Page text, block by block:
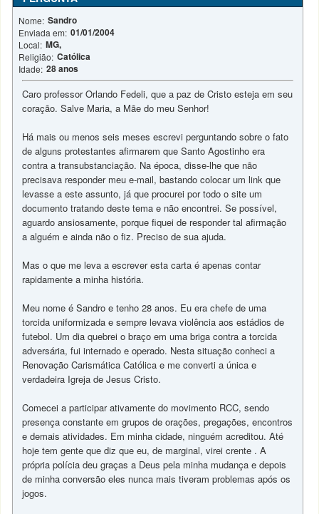
Nome: Sandro
Enviada em: 01/01/2004
Local: MG,
Religião: Católica
Idade: 28 anos
Caro professor Orlando Fedeli, que a paz de Cristo esteja em seu
coração. Salve Maria, a Mãe do meu Senhor!
Há mais ou menos seis meses escrevi perguntando sobre o fato
de alguns protestantes afirmarem que Santo Agostinho era
contra a transubstanciação. Na época, disse-lhe que não
precisava responder meu e-mail, bastando colocar um link que
levasse a este assunto, já que procurei por todo o site um
documento tratando deste tema e não encontrei. Se possível,
aguardo ansiosamente, porque fiquei de responder tal afirmação
a alguém e ainda não o fiz. Preciso de sua ajuda.
Mas o que me leva a escrever esta carta é apenas contar
rapidamente a minha história.
Meu nome é Sandro e tenho 28 anos. Eu era chefe de uma
torcida uniformizada e sempre levava violência aos estádios de
futebol. Um dia quebrei o braço em uma briga contra a torcida
adversária, fui internado e operado. Nesta situação conheci a
Renovação Carismática Católica e me converti a única e
verdadeira Igreja de Jesus Cristo.
Comecei a participar ativamente do movimento RCC, sendo
presença constante em grupos de orações, pregações, encontros
e demais atividades. Em minha cidade, ninguém acreditou. Até
hoje tem gente que diz que eu, de marginal, virei crente . A
própria polícia deu graças a Deus pela minha mudança e depois
de minha conversão eles nunca mais tiveram problemas após os
jogos.